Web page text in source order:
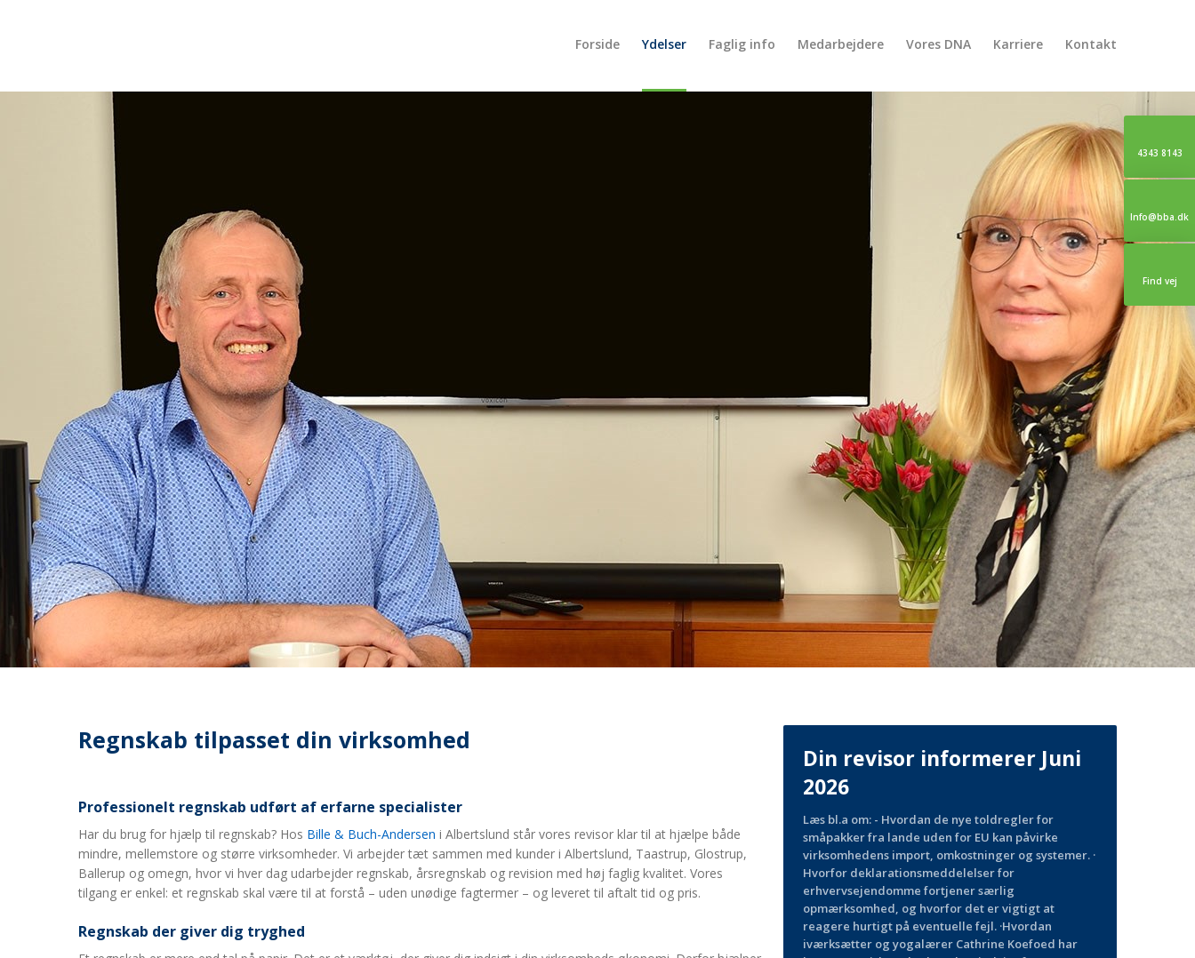
4343 8143
Info@bba.dk
Find vej
Forside Ydelser Faglig info Medarbejdere Vores DNA Karriere Kontakt
Regnskab tilpasset din virksomhed
Professionelt regnskab udført af erfarne specialister
Har du brug for hjælp til regnskab? Hos Bille & Buch-Andersen i Albertslund står vores revisor klar til at hjælpe både
mindre, mellemstore og større virksomheder. Vi arbejder tæt sammen med kunder i Albertslund, Taastrup, Glostrup,
Ballerup og omegn, hvor vi hver dag udarbejder regnskab, årsregnskab og revision med høj faglig kvalitet. Vores
tilgang er enkel: et regnskab skal være til at forstå – uden unødige fagtermer – og leveret til aftalt tid og pris.
Regnskab der giver dig tryghed
Din revisor informerer Juni
2026
Læs bl.a om: - Hvordan de nye toldregler for
småpakker fra lande uden for EU kan påvirke
virksomhedens import, omkostninger og systemer. ·
Hvorfor deklarationsmeddelelser for
erhvervsejendomme fortjener særlig
opmærksomhed, og hvorfor det er vigtigt at
reagere hurtigt på eventuelle fejl. ·Hvordan
iværksætter og yogalærer Cathrine Koefoed har